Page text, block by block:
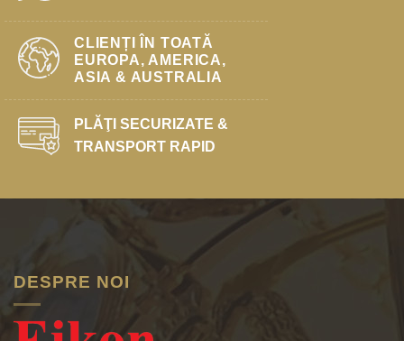
CLIENȚI ÎN TOATĂ
EUROPA, AMERICA,
ASIA & AUSTRALIA
PLĂŢI SECURIZATE &
TRANSPORT RAPID
DESPRE NOI